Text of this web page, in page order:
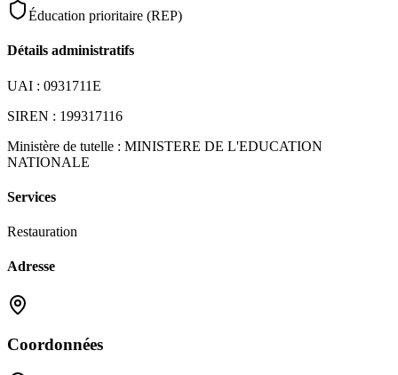
Éducation prioritaire (REP)
Détails administratifs
UAI : 0931711E
SIREN : 199317116
Ministère de tutelle : MINISTERE DE L'EDUCATION
NATIONALE
Services
Restauration
Adresse
Coordonnées